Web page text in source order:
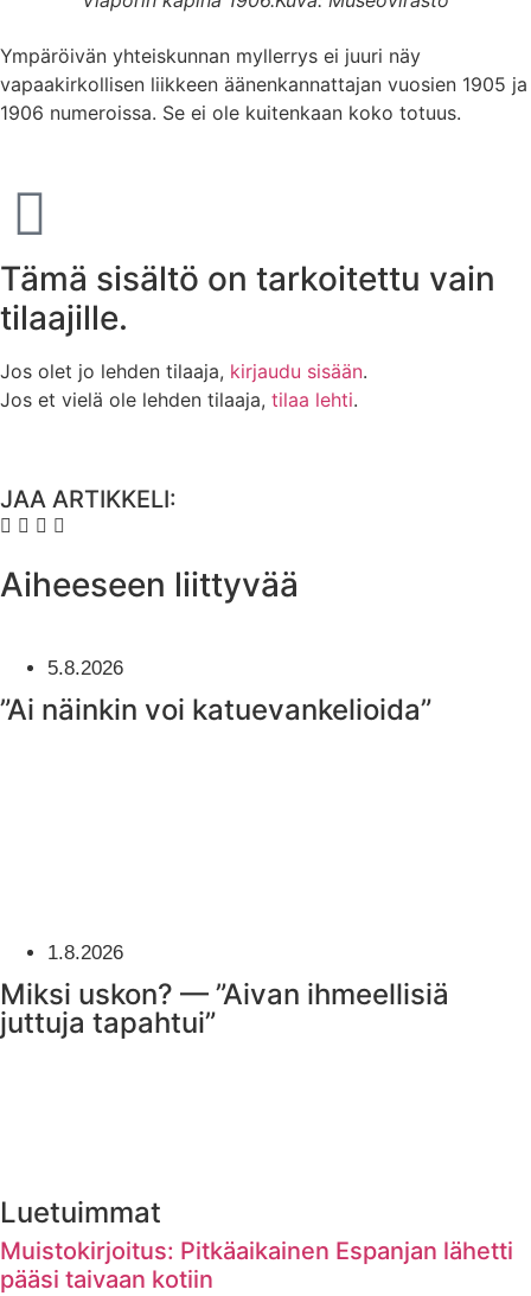
Ympäröivän yhteiskunnan myllerrys ei juuri näy
vapaakirkollisen liikkeen äänenkannattajan vuosien 1905 ja
1906 numeroissa. Se ei ole kuitenkaan koko totuus.
Tämä sisältö on tarkoitettu vain
tilaajille.
Jos olet jo lehden tilaaja, kirjaudu sisään.
Jos et vielä ole lehden tilaaja, tilaa lehti.
JAA ARTIKKELI:
Aiheeseen liittyvää
5.8.2026
”Ai näinkin voi katuevankelioida”
1.8.2026
Miksi uskon? — ”Aivan ihmeellisiä
juttuja tapahtui”
Luetuimmat
Muistokirjoitus: Pitkäaikainen Espanjan lähetti
pääsi taivaan kotiin